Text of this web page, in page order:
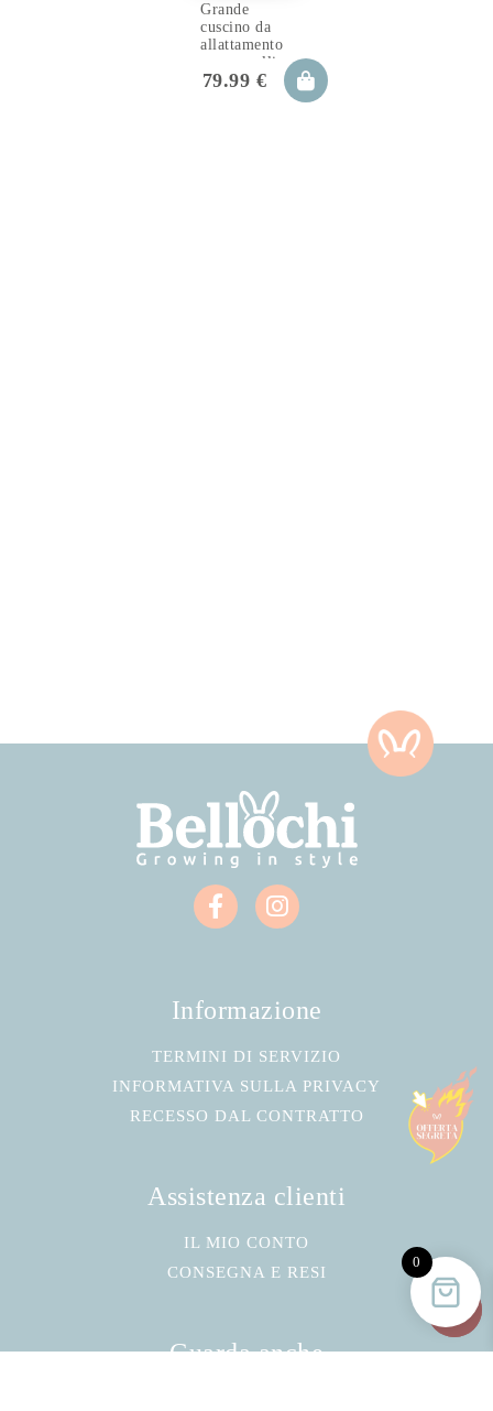
Grande
cuscino da
allattamento
per gemelli
magnolia
79.99 €
Informazione
TERMINI DI SERVIZIO
INFORMATIVA SULLA PRIVACY
RECESSO DAL CONTRATTO
Assistenza clienti
IL MIO CONTO
CONSEGNA E RESI
Guarda anche
0